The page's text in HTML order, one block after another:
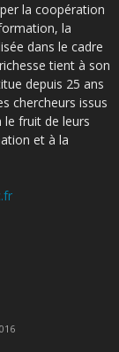
la coopération
la
dans le cadre
tient à son
depuis 25 ans
chercheurs issus
fruit de leurs
et à la